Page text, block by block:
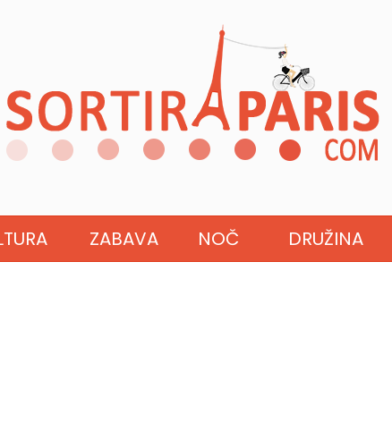
ZABAVA NOČ DRUŽINA